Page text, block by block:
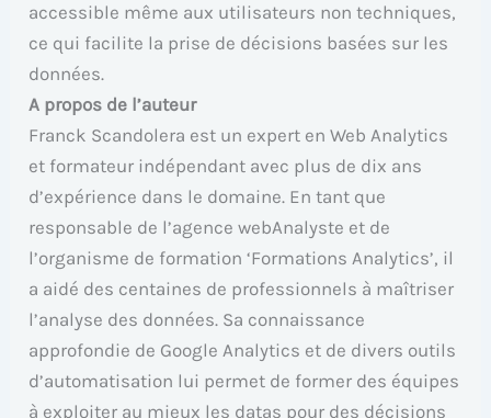
accessible même aux utilisateurs non techniques,
ce qui facilite la prise de décisions basées sur les
données.
A propos de l’auteur
Franck Scandolera est un expert en Web Analytics
et formateur indépendant avec plus de dix ans
d’expérience dans le domaine. En tant que
responsable de l’agence webAnalyste et de
l’organisme de formation ‘Formations Analytics’, il
a aidé des centaines de professionnels à maîtriser
l’analyse des données. Sa connaissance
approfondie de Google Analytics et de divers outils
d’automatisation lui permet de former des équipes
à exploiter au mieux les datas pour des décisions